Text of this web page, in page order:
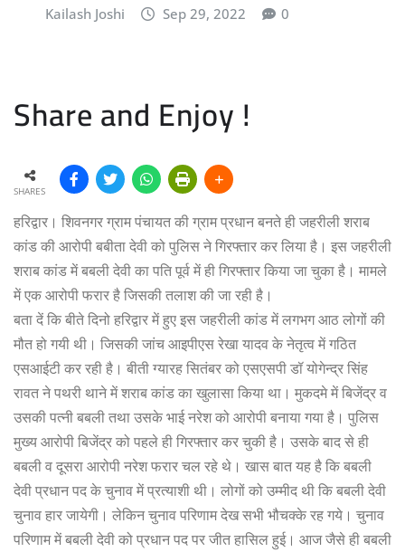
Kailash Joshi Sep 29, 2022 0
Share and Enjoy !
SHARES
हरिद्वार। शिवनगर ग्राम पंचायत की ग्राम प्रधान बनते ही जहरीली शराब
कांड की आरोपी बबीता देवी को पुलिस ने गिरफ्तार कर लिया है। इस जहरीली
शराब कांड में बबली देवी का पति पूर्व में ही गिरफ्तार किया जा चुका है। मामले
में एक आरोपी फरार है जिसकी तलाश की जा रही है।
बता दें कि बीते दिनो हरिद्वार में हुए इस जहरीली कांड में लगभग आठ लोगों की
मौत हो गयी थी। जिसकी जांच आइपीएस रेखा यादव के नेतृत्व में गठित
एसआईटी कर रही है। बीती ग्यारह सितंबर को एसएसपी डॉ योगेन्द्र सिंह
रावत ने पथरी थाने में शराब कांड का खुलासा किया था। मुकदमे में बिजेंद्र व
उसकी पत्नी बबली तथा उसके भाई नरेश को आरोपी बनाया गया है। पुलिस
मुख्य आरोपी बिजेंद्र को पहले ही गिरफ्तार कर चुकी है। उसके बाद से ही
बबली व दूसरा आरोपी नरेश फरार चल रहे थे। खास बात यह है कि बबली
देवी प्रधान पद के चुनाव में प्रत्याशी थी। लोगों को उम्मीद थी कि बबली देवी
चुनाव हार जायेगी। लेकिन चुनाव परिणाम देख सभी भौचक्के रह गये। चुनाव
परिणाम में बबली देवी को प्रधान पद पर जीत हासिल हुई। आज जैसे ही बबली